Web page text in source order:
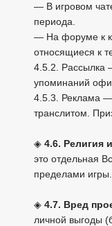
— В игровом
периода.
— На форуме к
относящиеся к
4.5.2. Рассылка
упоминаний
4.5.3. Реклама —
транслитом.
◈4.6. Религия
это отдельная
пределами игры.
◈4.7. Вред
личной выгоды